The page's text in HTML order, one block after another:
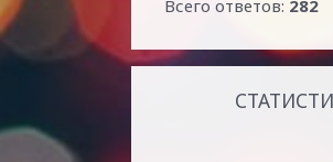
Всего ответов: 282